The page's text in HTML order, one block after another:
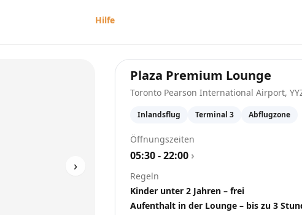
Hilfe
›
Plaza Premium Lounge
Toronto Pearson International Airport,
Inlandsflug Terminal 3 Abflugzone
Öffnungszeiten
05:30 - 22:00 ›
Regeln
Kinder unter 2 Jahren – frei
Aufenthalt in der Lounge – bis zu 3